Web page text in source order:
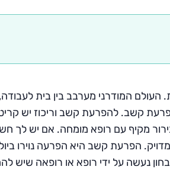
העולם המודרני מערבב בין בית
קשב. להפרעת קשב וריכוז יש
מקיף עם רופא מומחה. אם יש לך
הפרעת קשב היא הפרעה נוירו
נעשה על ידי רופא או רופאה שיש